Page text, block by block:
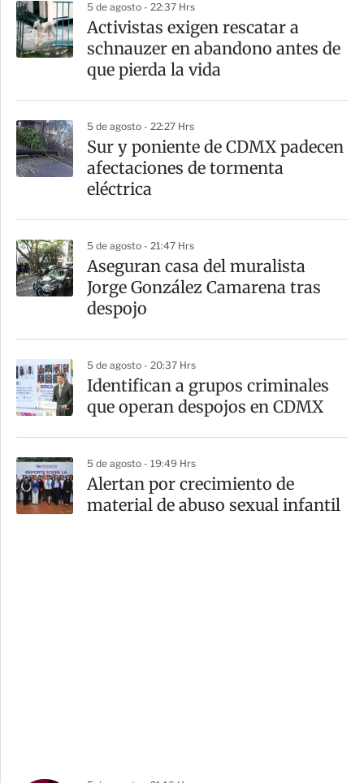
a
r
t
5 de agosto - 22:37 Hrs
Activistas exigen rescatar a
schnauzer en abandono antes de
que pierda la vida
5 de agosto - 22:27 Hrs
Sur y poniente de CDMX padecen
afectaciones de tormenta
eléctrica
5 de agosto - 21:47 Hrs
Aseguran casa del muralista
Jorge González Camarena tras
despojo
5 de agosto - 20:37 Hrs
Identifican a grupos criminales
que operan despojos en CDMX
5 de agosto - 19:49 Hrs
Alertan por crecimiento de
material de abuso sexual infantil